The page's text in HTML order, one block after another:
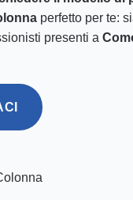
perfetto per te:
presenti a